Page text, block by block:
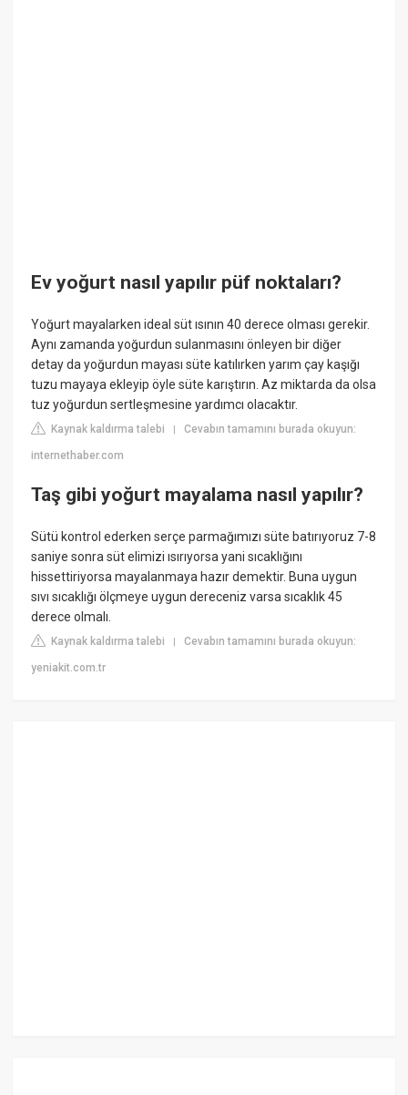
Ev yoğurt nasıl yapılır püf noktaları?
Yoğurt mayalarken ideal süt ısının 40 derece olması gerekir.
Aynı zamanda yoğurdun sulanmasını önleyen bir diğer
detay da yoğurdun mayası süte katılırken yarım çay kaşığı
tuzu mayaya ekleyip öyle süte karıştırın. Az miktarda da olsa
tuz yoğurdun sertleşmesine yardımcı olacaktır.
Kaynak kaldırma talebi |Cevabın tamamını burada okuyun:
internethaber.com
Taş gibi yoğurt mayalama nasıl yapılır?
Sütü kontrol ederken serçe parmağımızı süte batırıyoruz 7-8
saniye sonra süt elimizi ısırıyorsa yani sıcaklığını
hissettiriyorsa mayalanmaya hazır demektir. Buna uygun
sıvı sıcaklığı ölçmeye uygun dereceniz varsa sıcaklık 45
derece olmalı.
Kaynak kaldırma talebi |Cevabın tamamını burada okuyun:
yeniakit.com.tr